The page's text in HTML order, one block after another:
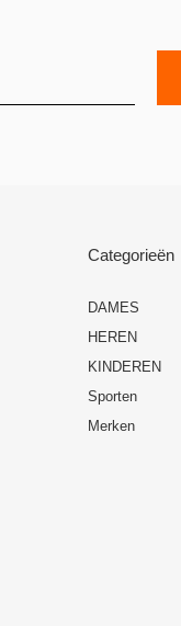
Categorieën
DAMES
HEREN
KINDEREN
Sporten
Merken